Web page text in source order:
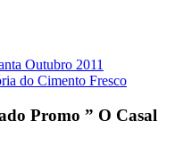
Outubro 2011
do Cimento Fresco
Promo ” O Casal